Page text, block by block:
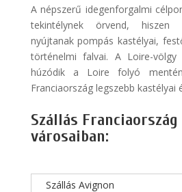
A népszerű idegenforgalmi
tekintélynek örvend, hiszen
nyújtanak pompás kastélyai,
történelmi falvai. A Loire-
húzódik a Loire folyó
Franciaország legszebb kastélyai
Szállás
városaiban:
Szállás Avignon